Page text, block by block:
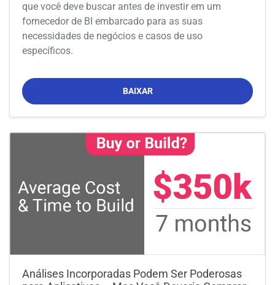
que você deve buscar antes de investir em um
fornecedor de BI embarcado para as suas
necessidades de negócios e casos de uso
específicos.
BAIXAR
Análises Incorporadas Podem Ser Poderosas